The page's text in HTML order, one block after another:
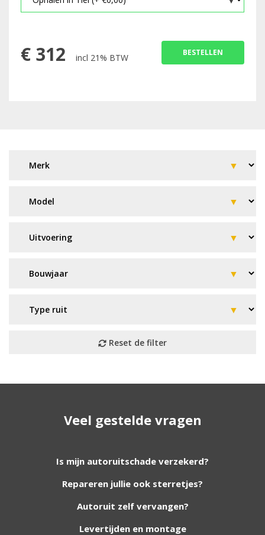
€ 312 incl 21% BTW BESTELLEN
verder!
Wij zijn continu bezig met het toevoegen van
ruit er niet tussen? Grote kans dat wij deze wel
hebben. Vul het formulier in en wij nemen
Veel gestelde vragen
Is mijn autoruitschade verzekerd?
Repareren jullie ook sterretjes?
Autoruit zelf vervangen?
Levertijden en montage